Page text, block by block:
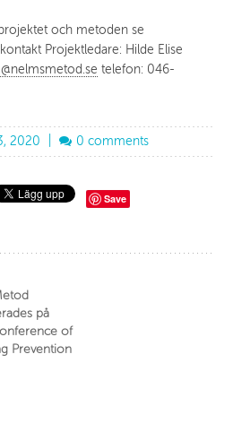
och metoden se
Projektledare: Hilde Elise
telefon: 046-
2020 0 comments
Save
på
of
Prevention